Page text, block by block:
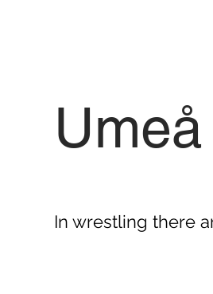
In wrestling there